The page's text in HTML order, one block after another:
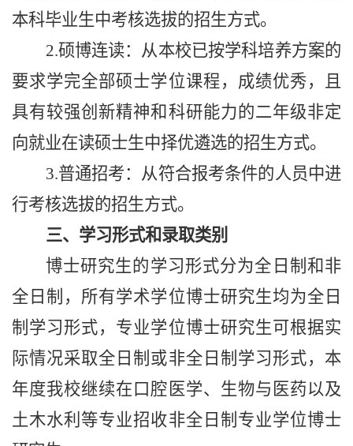
本科毕业生中考核选拔的招生方式。
2.硕博连读：从本校已按学科培养方案的
要求学完全部硕士学位课程，成绩优秀，且
具有较强创新精神和科研能力的二年级非定
向就业在读硕士生中择优遴选的招生方式。
3.普通招考：从符合报考条件的人员中进
行考核选拔的招生方式。
三、学习形式和录取类别
博士研究生的学习形式分为全日制和非
全日制，所有学术学位博士研究生均为全日
制学习形式，专业学位博士研究生可根据实
际情况采取全日制或非全日制学习形式， 本
年度我校继续在 口腔医学、生物与医药以及
土木水利等专业招收非全日制 专业学位博士